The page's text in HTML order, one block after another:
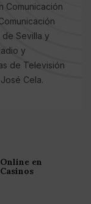
Comunicación
Sevilla y
y
de Televisión
Cela.
en